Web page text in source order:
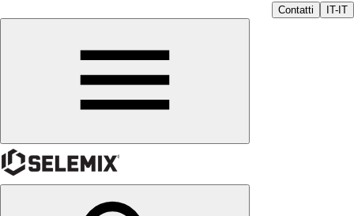
Contatti IT-IT